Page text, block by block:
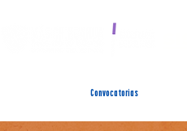
Convocatorias